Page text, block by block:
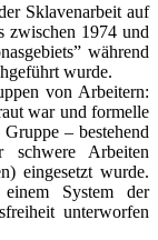
Sklavenarbeit auf
zwischen 1974 und
während
wurde.
von Arbeitern:
war und formelle
– bestehend
Arbeiten
eingesetzt wurde.
System der
unterworfen